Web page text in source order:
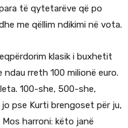
të qytetarëve që po
me qëllim ndikimi në vota.
klasik i buxhetit
rreth 100 milionë euro.
100-she, 500-she,
pse Kurti brengoset për ju,
harroni: këto janë